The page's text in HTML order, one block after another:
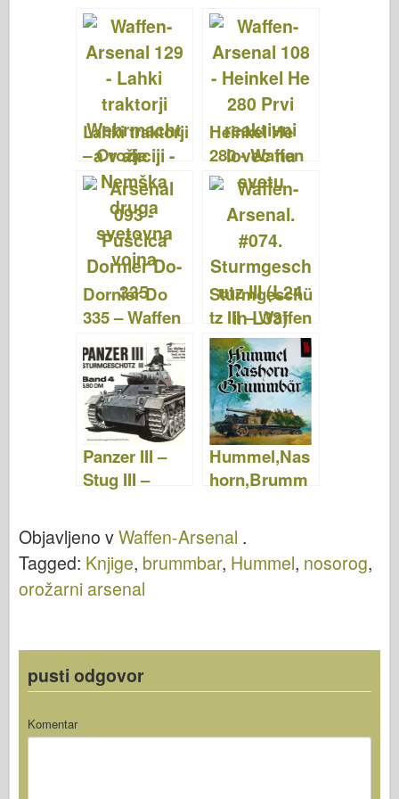
Brummbär –
Waffen
Arsenal 160
Arsenal 159
Lahki traktorji
– Orožje
Arsenal 129
Heinkel He
280 - Waffen
Arsenal 108
Dornier Do
335 – Waffen
Arsenal 093
Sturmgeschü
tz III – Waffen
Arsenal 074
Panzer III –
Stug III –
Arsenal 004
Hummel,Nas
horn,Brumm
Wydawnictw
o Militaria 016
Objavljeno vWaffen-Arsenal .
Tagged: Knjige, brummbar, Hummel, nosorog,
orožarni arsenal
pusti odgovor
Komentar